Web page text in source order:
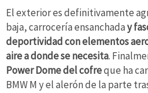
El exterior es definitivamente
baja, carrocería ensanchaday
deportividad con elementos
aire a donde se necesita.
Power Dome del cofreque ha
BMW M y el alerón de la parte